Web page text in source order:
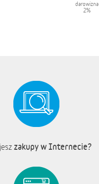
darowizna
2%
zakupy w Internecie?